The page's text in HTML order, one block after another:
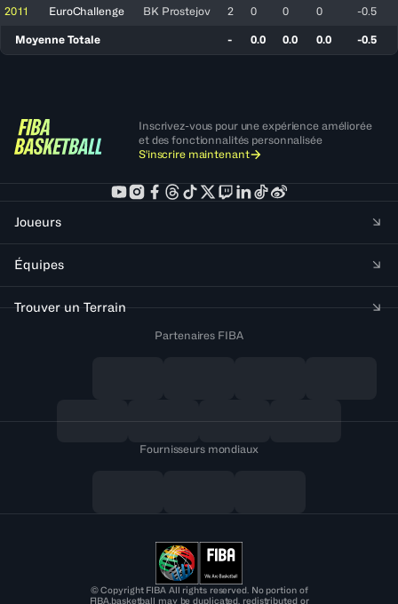
2011 EuroChallenge BK Prostejov 2 0 0 0 -0.5
Moyenne Totale - 0.0 0.0 0.0 -0.5
Inscrivez-vous pour une expérience améliorée
et des fonctionnalités personnalisée
S'inscrire maintenant
Joueurs
Équipes
Trouver un Terrain
Partenaires FIBA
Fournisseurs mondiaux
© Copyright FIBA All rights reserved. No portion of
FIBA.basketball may be duplicated, redistributed or